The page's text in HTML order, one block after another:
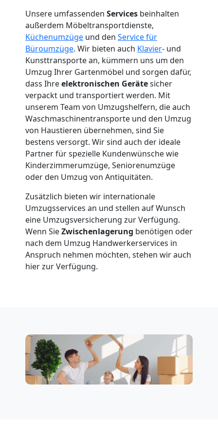
Unsere umfassenden Services beinhalten
außerdem Möbeltransportdienste,
Küchenumzüge und den Service für
Büroumzüge. Wir bieten auch Klavier- und
Kunsttransporte an, kümmern uns um den
Umzug Ihrer Gartenmöbel und sorgen dafür,
dass Ihreelektronischen Gerätesicher
verpackt und transportiert werden. Mit
unserem Team von Umzugshelfern, die auch
Waschmaschinentransporte und den Umzug
von Haustieren übernehmen, sind Sie
bestens versorgt. Wir sind auch der ideale
Partner für spezielle Kundenwünsche wie
Kinderzimmerumzüge, Seniorenumzüge
oder den Umzug von Antiquitäten.
Zusätzlich bieten wir internationale
Umzugsservices an und stellen auf Wunsch
eine Umzugsversicherung zur Verfügung.
Wenn SieZwischenlagerung benötigen oder
nach dem Umzug Handwerkerservices in
Anspruch nehmen möchten, stehen wir auch
hier zur Verfügung.
Umzug
Mann
LKW
Wiener
Neustadt
Kunsttransport
Wiener
Neustadt
Neustadt